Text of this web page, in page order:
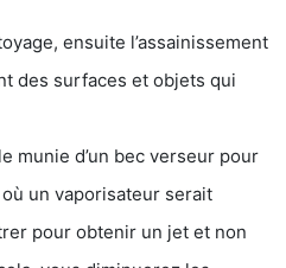
ensuite l’assainissement
des surfaces et objets qui
munie d’un bec verseur pour
un vaporisateur serait
pour obtenir un jet et non